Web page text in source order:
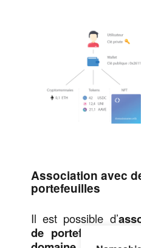
Association avec
portefeuilles
Il est possible d’
de portefeuilles